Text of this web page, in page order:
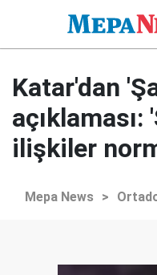
Katar'dan
ilişkiler
Mepa News >